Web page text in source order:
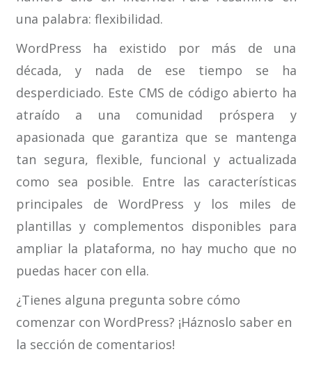
una palabra: flexibilidad.
WordPress ha existido por más de una
década, y nada de ese tiempo se ha
desperdiciado. Este CMS de código abierto ha
atraído a una comunidad próspera y
apasionada que garantiza que se mantenga
tan segura, flexible, funcional y actualizada
como sea posible. Entre las características
principales de WordPress y los miles de
plantillas y complementos disponibles para
ampliar la plataforma, no hay mucho que no
puedas hacer con ella.
¿Tienes alguna pregunta sobre cómo
comenzar con WordPress? ¡Háznoslo saber en
la sección de comentarios!